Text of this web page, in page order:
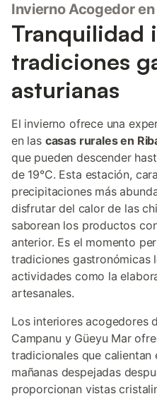
Invierno Acogedor
Tranquilidad
tradiciones
asturianas
El invierno ofrece una
en las casas rurales en
que pueden descender
de 19°C. Esta estación,
precipitaciones más
disfrutar del calor de las
saborean los productos
anterior. Es el momento
tradiciones gastronómicas
actividades como la
artesanales.
Los interiores acogedores
Campanu y Güeyu Mar
tradicionales que calientan
mañanas despejadas
proporcionan vistas